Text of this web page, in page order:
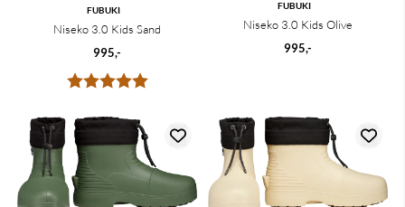
Karakter: 5.0 av 5 mulige
FUBUKI
Niseko 3.0 Kids Sand
995,-
FUBUKI
Niseko 3.0 Kids Olive
995,-